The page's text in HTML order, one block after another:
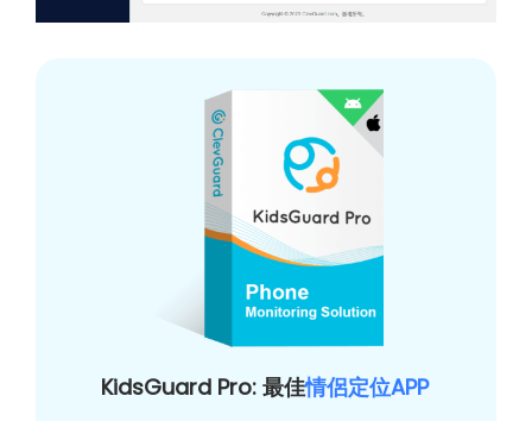
KidsGuard Pro: 最佳情侶定位APP